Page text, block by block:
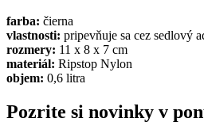
farba: čierna
vlastnosti: pripevňuje sa cez sedlový
rozmery: 11 x 8 x 7 cm
materiál: Ripstop Nylon
objem: 0,6 litra
Pozrite si novinky v